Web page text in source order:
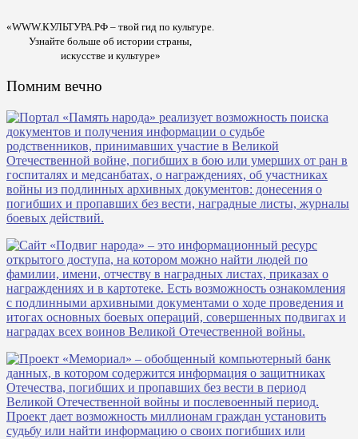
«WWW.КУЛЬТУРА.РФ – твой гид по культуре.
Узнайте больше об истории страны,
искусстве и культуре»
Помним вечно